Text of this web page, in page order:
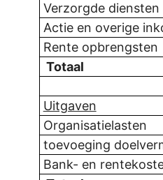
Verzorgde diensten
Actie en overige
Rente opbrengsten
Totaal
Uitgaven
Organisatielasten
toevoeging
Bank- en